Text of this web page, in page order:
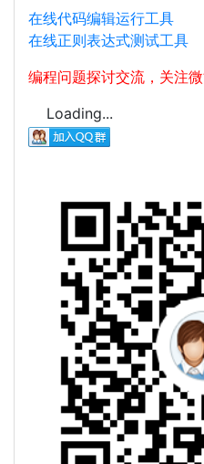
在线代码编辑运行工具
在线正则表达式测试工具
编程问题探讨交流，关注微
Loading...